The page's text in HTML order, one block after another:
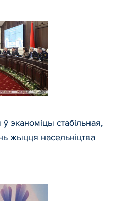
эканоміцы стабільная,
жыцця насельніцтва